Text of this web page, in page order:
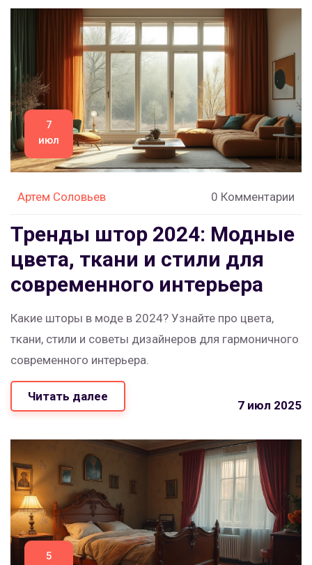
7
июл
Артем Соловьев 0 Комментарии
Тренды штор 2024: Модные
цвета, ткани и стили для
современного интерьера
Какие шторы в моде в 2024? Узнайте про цвета,
ткани, стили и советы дизайнеров для гармоничного
современного интерьера.
Читать далее
7 июл 2025
5